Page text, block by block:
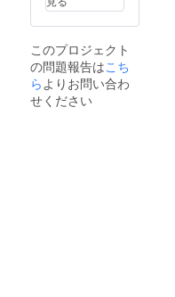
このプロジェクト
の問題報告はこち
ら よりお問い合わ
せください